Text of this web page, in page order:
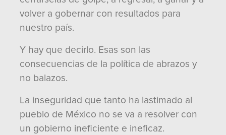
volver a gobernar con resultados para
nuestro país.
Y hay que decirlo. Esas son las
consecuencias de la política de abrazos y
no balazos.
La inseguridad que tanto ha lastimado al
pueblo de México no se va a resolver con
un gobierno ineficiente e ineficaz.